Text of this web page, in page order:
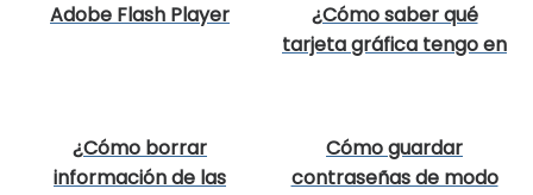
Adobe Flash Player
¿Cómo saber qué
tarjeta gráfica tengo en
¿Cómo borrar
información de las
Cómo guardar
contraseñas de modo